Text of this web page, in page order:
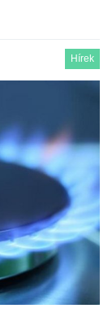
Hírek